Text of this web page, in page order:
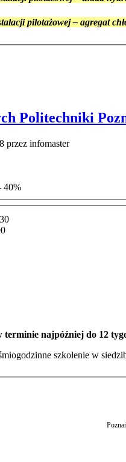
pilotażowej – agregat
Politechniki
przez infomaster
40%
terminie najpóźniej do 12
szkolenie w